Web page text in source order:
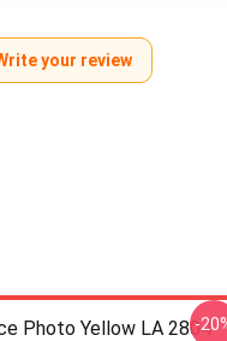
your review
Photo Yellow LA 2804
-